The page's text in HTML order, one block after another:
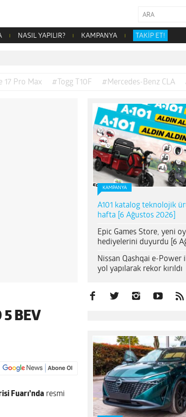
NASIL YAPILIR? KAMPANYA TAKİP ET!
17 Pro Max #Togg T10F #Mercedes-Benz CLA
BEV
Fuarı’nda resmi
KAMPANYA
A101 katalog teknolojik
hafta [6 Ağustos 2026]
Epic Games Store, yeni
hediyelerini duyurdu [6
Nissan Qashqai e-Power
yol yapılarak rekor kırıldı